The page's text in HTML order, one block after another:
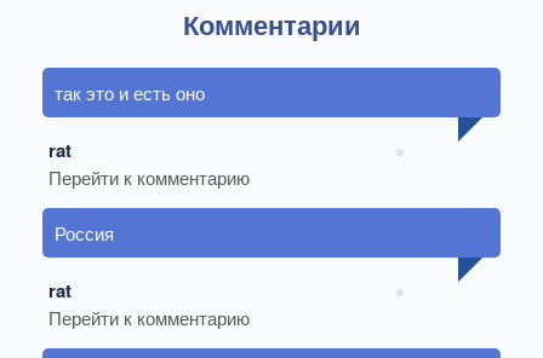
Комментарии
так это и есть оно
rat
Перейти к комментарию
Россия
rat
Перейти к комментарию